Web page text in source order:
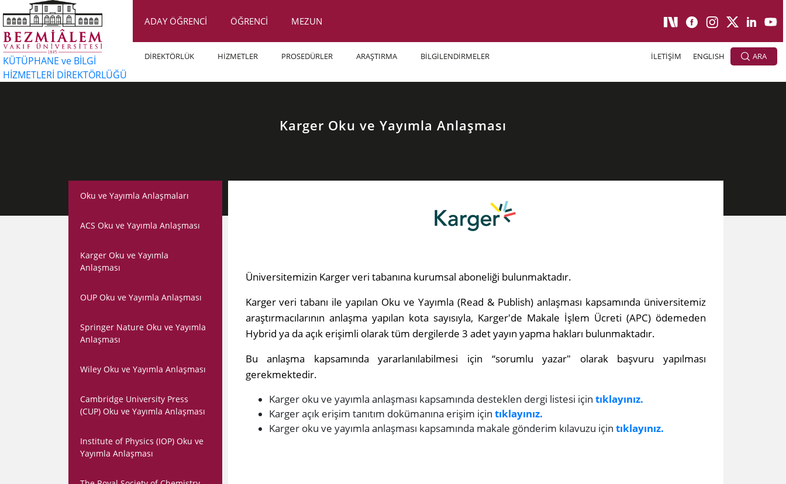
KÜTÜPHANE ve BİLGİ
HİZMETLERİ DİREKTÖRLÜĞÜ
ADAY ÖĞRENCİ ÖĞRENCİ MEZUN
DİREKTÖRLÜK HİZMETLER PROSEDÜRLER ARAŞTIRMA BİLGİLENDİRMELER İLETİŞİM ENGLISH ARA
Karger Oku ve Yayımla Anlaşması
Oku ve Yayımla Anlaşmaları
ACS Oku ve Yayımla Anlaşması
Karger Oku ve Yayımla
Anlaşması
OUP Oku ve Yayımla Anlaşması
Springer Nature Oku ve Yayımla
Anlaşması
Wiley Oku ve Yayımla Anlaşması
Cambridge University Press
(CUP) Oku ve Yayımla Anlaşması
Institute of Physics (IOP) Oku ve
Yayımla Anlaşması
​Üniversitemizin Karger veri tabanına kurumsal aboneliği bulunmaktadır.
Karger veri tabanı ile yapılan Oku ve Yayımla (Read & Publish) anlaşması kapsamında üniversitemiz
araştırmacılarının anlaşma yapılan kota sayısıyla, Karger'de Makale İşlem Ücreti (APC) ödemeden
Hybrid ya da açık erişimli olarak tüm dergilerde 3 adet yayın yapma hakları bulunmaktadır.
Bu anlaşma kapsamında yararlanılabilmesi için “sorumlu yazar" olarak başvuru yapılması
gerekmektedir.
Karger oku ve yayımla anlaşması kapsamında desteklen dergi listesi için tıklayınız.​
Karger açık erişim tanıtım dokümanına erişim için tıklayınız.
Karger oku ve yayımla anlaşması kapsamında makale gönderim kılavuzu için tıklayınız.